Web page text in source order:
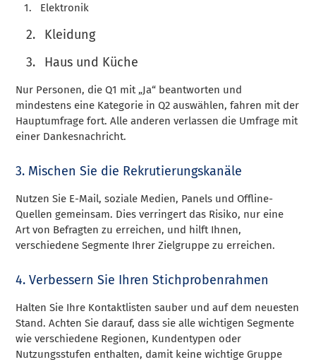
Elektronik
Kleidung
Haus und Küche
Nur Personen, die Q1 mit „Ja“ beantworten und
mindestens eine Kategorie in Q2 auswählen, fahren mit der
Hauptumfrage fort. Alle anderen verlassen die Umfrage mit
einer Dankesnachricht.
3. Mischen Sie die Rekrutierungskanäle
Nutzen Sie E-Mail, soziale Medien, Panels und Offline-
Quellen gemeinsam. Dies verringert das Risiko, nur eine
Art von Befragten zu erreichen, und hilft Ihnen,
verschiedene Segmente Ihrer Zielgruppe zu erreichen.
4. Verbessern Sie Ihren Stichprobenrahmen
Halten Sie Ihre Kontaktlisten sauber und auf dem neuesten
Stand. Achten Sie darauf, dass sie alle wichtigen Segmente
wie verschiedene Regionen, Kundentypen oder
Nutzungsstufen enthalten, damit keine wichtige Gruppe